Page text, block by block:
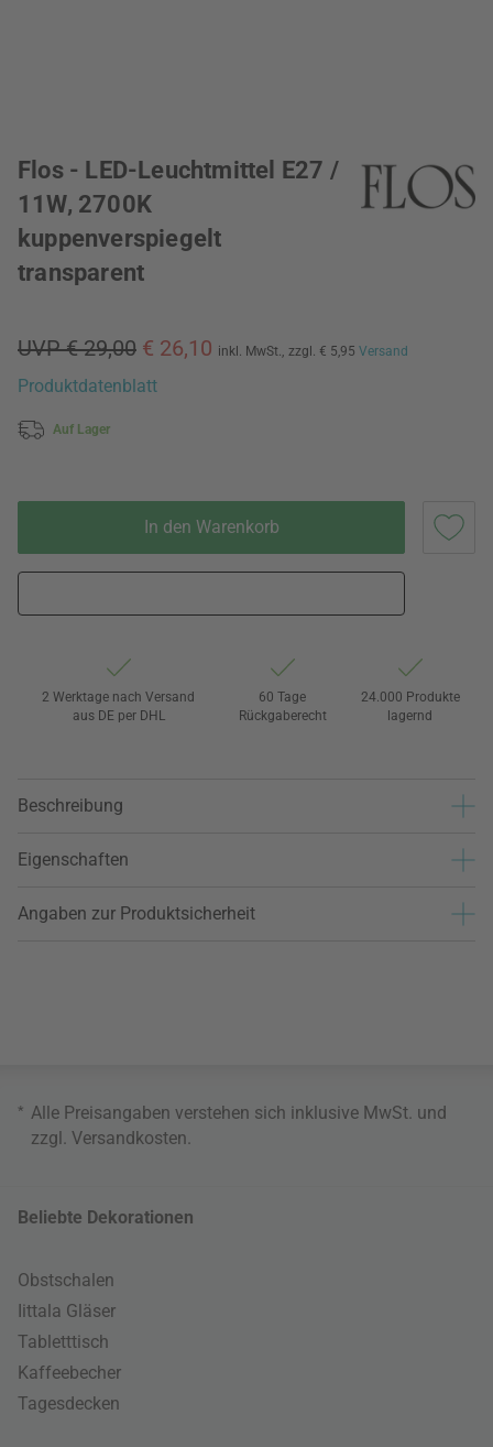
Flos - LED-Leuchtmittel E27 /
11W, 2700K
kuppenverspiegelt
transparent
UVP € 29,00 € 26,10 inkl. MwSt., zzgl. € 5,95 Versand
Produktdatenblatt
Auf Lager
In den Warenkorb
2 Werktage nach Versand
aus DE per DHL
60 Tage
Rückgaberecht
24.000 Produkte
lagernd
Beschreibung
Eigenschaften
Angaben zur Produktsicherheit
* Alle Preisangaben verstehen sich inklusive MwSt. und
zzgl. Versandkosten
Beliebte Dekorationen
Obstschalen
Iittala Gläser
Tabletttisch
Kaffeebecher
Tagesdecken